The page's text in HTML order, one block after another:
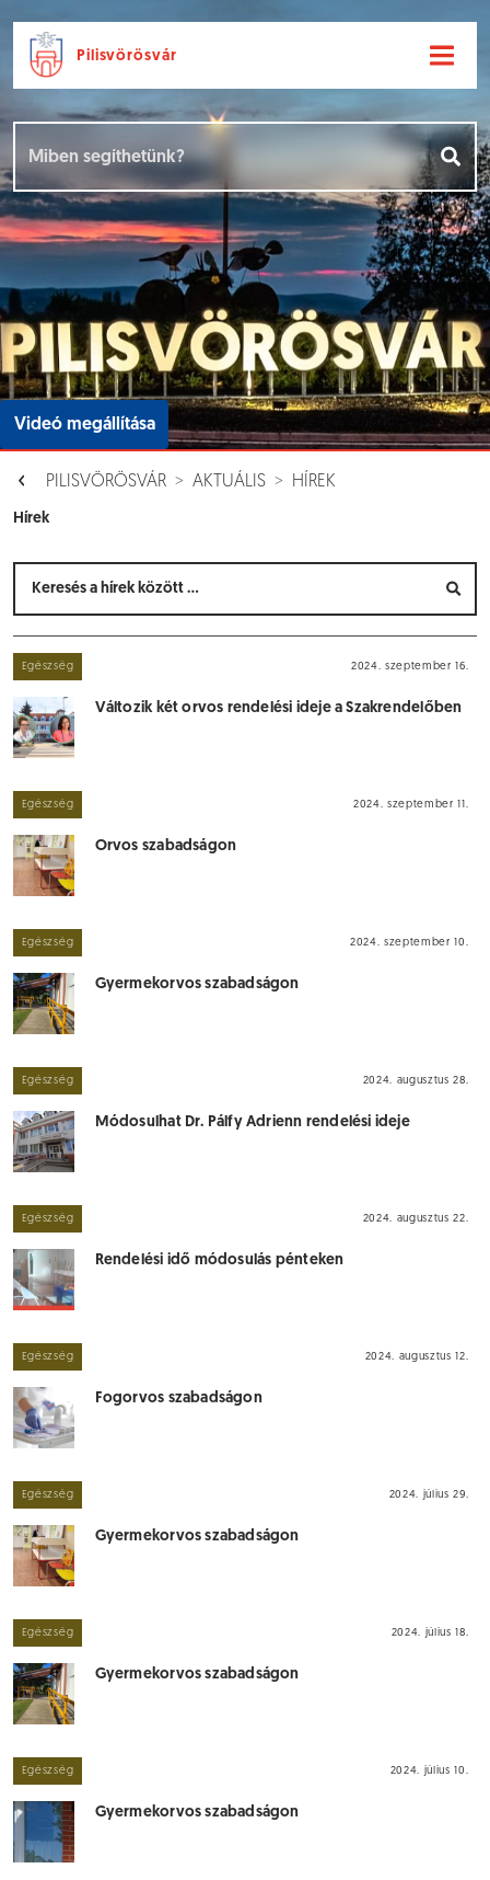
Ugrás a fő tartalomhoz
Pilisvörösvár
Videó megállítása
PILISVÖRÖSVÁR AKTUÁLIS HÍREK
Hírek
Egészség 2024. szeptember 16.
Változik két orvos rendelési ideje a Szakrendelőben
Egészség 2024. szeptember 11.
Orvos szabadságon
Egészség 2024. szeptember 10.
Gyermekorvos szabadságon
Egészség 2024. augusztus 28.
Módosulhat Dr. Pálfy Adrienn rendelési ideje
Egészség 2024. augusztus 22.
Rendelési idő módosulás pénteken
Egészség 2024. augusztus 12.
Fogorvos szabadságon
Egészség 2024. július 29.
Gyermekorvos szabadságon
Egészség 2024. július 18.
Gyermekorvos szabadságon
Egészség 2024. július 10.
Gyermekorvos szabadságon
Hírek [
Események []
Dokumentumok [
Aloldalak []